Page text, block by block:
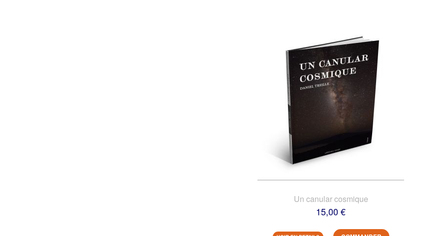
Un canular cosmique
15,00 €